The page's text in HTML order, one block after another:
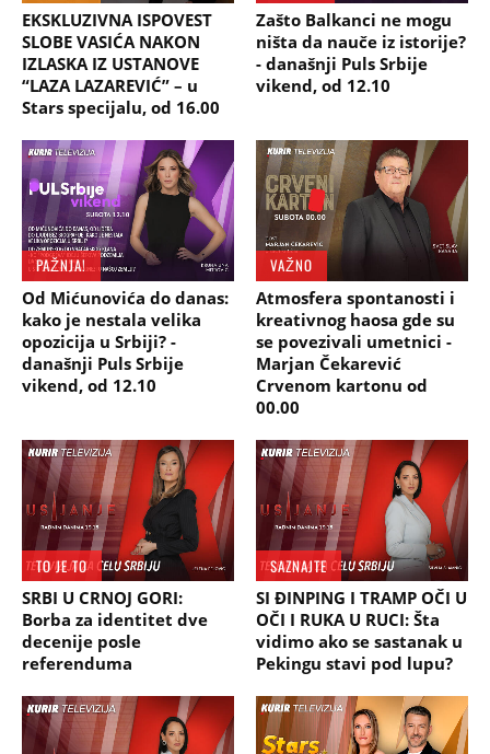
EKSKLUZIVNA ISPOVEST
SLOBE VASIĆA NAKON
IZLASKA IZ USTANOVE
“LAZA LAZAREVIĆ” – u
Stars specijalu, od 16.00
Zašto Balkanci ne mogu
ništa da nauče iz istorije?
- današnji Puls Srbije
vikend, od 12.10
PAŽNJA!
Od Mićunovića do danas:
kako je nestala velika
opozicija u Srbiji? -
današnji Puls Srbije
vikend, od 12.10
VAŽNO
Atmosfera spontanosti i
kreativnog haosa gde su
se povezivali umetnici -
Marjan Čekarević
Crvenom kartonu od
00.00
TO JE TO
SRBI U CRNOJ GORI:
Borba za identitet dve
decenije posle
referenduma
SAZNAJTE
SI ĐINPING I TRAMP OČI U
OČI I RUKA U RUCI: Šta
vidimo ako se sastanak u
Pekingu stavi pod lupu?